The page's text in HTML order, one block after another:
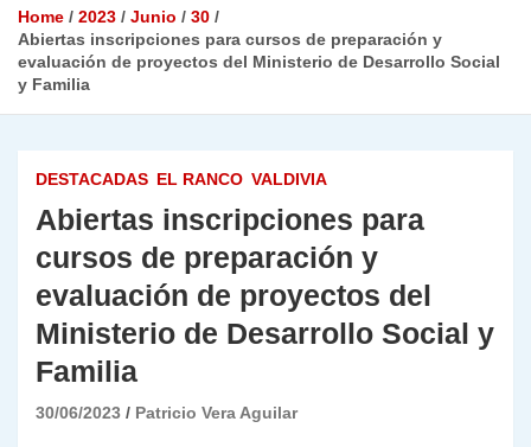
Home 2023 Junio
30
Abiertas inscripciones para cursos de preparación y
evaluación de proyectos del Ministerio de Desarrollo Social
y Familia
DESTACADAS EL RANCO VALDIVIA
Abiertas inscripciones para
cursos de preparación y
evaluación de proyectos del
Ministerio de Desarrollo Social y
Familia
30/06/2023 Patricio Vera Aguilar